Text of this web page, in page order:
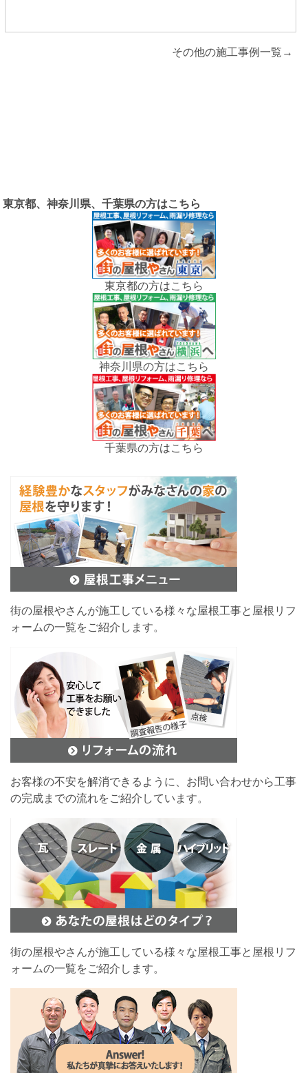
その他の施工事例一覧→
東京都、神奈川県、千葉県の方はこちら
東京都の方はこちら
神奈川県の方はこちら
千葉県の方はこちら
街の屋根やさんが施工している様々な屋根工事と屋根リフ
ォームの一覧をご紹介します。
お客様の不安を解消できるように、お問い合わせから工事
の完成までの流れをご紹介しています。
街の屋根やさんが施工している様々な屋根工事と屋根リフ
ォームの一覧をご紹介します。